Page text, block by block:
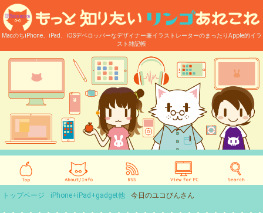
MacのちiPhone、iPad、iOSデベロッパーなデザイナー兼イラストレーターのまったりApple的イラ
スト雑記帳
トップページ iPhone+iPad+gadget他 今日のユコびんさん